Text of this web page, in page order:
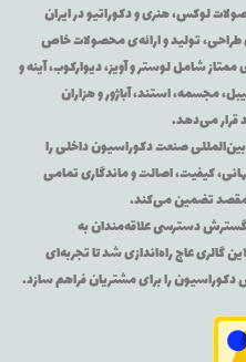
لوکس، هنری و دکوراتیو در ایران
تولید و ارائه‌ی محصولات خاص
شامل لوستر و آویز، دیوارکوب، آینه و
مجسمه، استند، آباژور و هزاران
قرار می‌دهد.
بین‌المللی صنعت دکوراسیون داخلی را
کیفیت، اصالت و ماندگاری تمامی
مقصد تضمین می‌کند.
و گسترش دسترسی علاقه‌مندان به
عاج راه‌اندازی شد تا تجربه‌ای
را برای مشتریان فراهم سازد.